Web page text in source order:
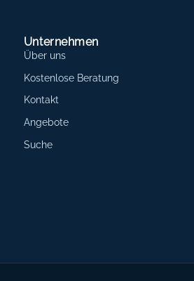
Unternehmen
Über uns
Kostenlose Beratung
Kontakt
Angebote
Suche